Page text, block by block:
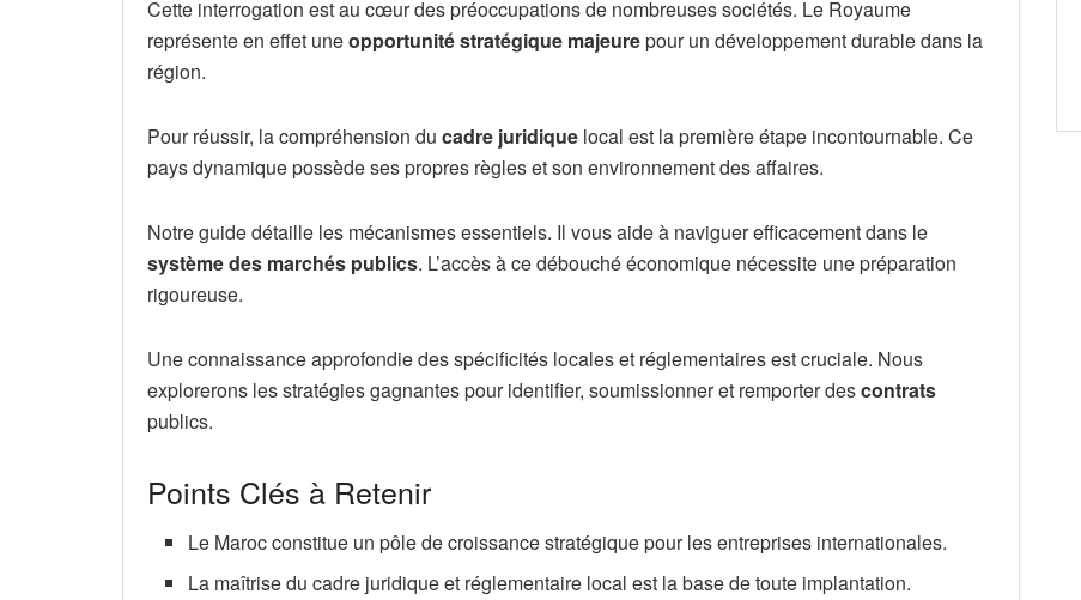
Cette interrogation est au cœur des préoccupations de nombreuses sociétés. Le Royaume
représente en effet uneopportunité stratégique majeurepour un développement durable dans la
région.
Pour réussir, la compréhension du cadre juridique local est la première étape incontournable. Ce
pays dynamique possède ses propres règles et son environnement des affaires.
Notre guide détaille les mécanismes essentiels. Il vous aide à naviguer efficacement dans le
système des marchés publics. L’accès à ce débouché économique nécessite une préparation
rigoureuse.
Une connaissance approfondie des spécificités locales et réglementaires est cruciale. Nous
explorerons les stratégies gagnantes pour identifier, soumissionner et remporter descontrats
publics.
Points Clés à Retenir
Le Maroc constitue un pôle de croissance stratégique pour les entreprises internationales.
La maîtrise du cadre juridique et réglementaire local est la base de toute implantation.